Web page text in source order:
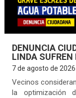
DENUNCIA
LINDA
7 de agosto de 2026
Vecinos
la optimización